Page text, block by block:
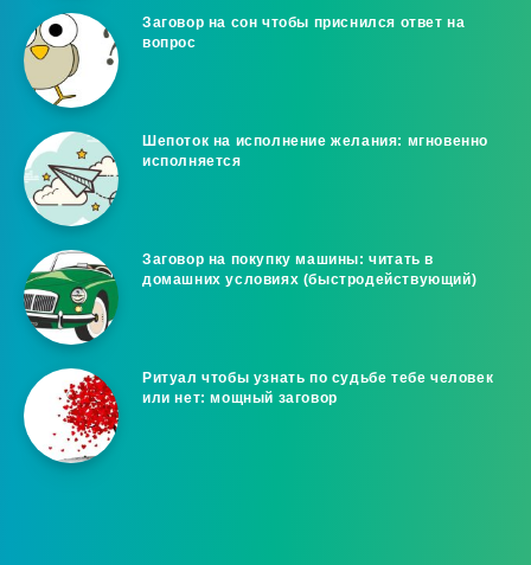
Заговор на сон чтобы приснился ответ на
вопрос
Шепоток на исполнение желания: мгновенно
исполняется
Заговор на покупку машины: читать в
домашних условиях (быстродействующий)
Ритуал чтобы узнать по судьбе тебе человек
или нет: мощный заговор